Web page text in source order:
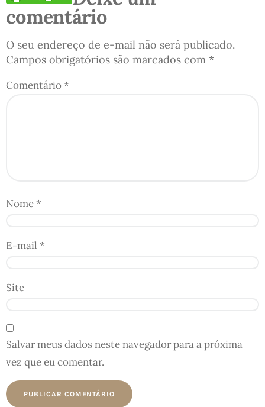
comentário
O seu endereço de e-mail não será publicado.
Campos obrigatórios são marcados com *
Comentário*
Nome*
E-mail *
Site
Salvar meus dados neste navegador para a próxima
vez que eu comentar.